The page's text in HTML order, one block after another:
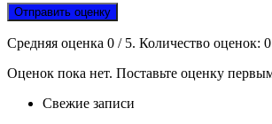
Отправить оценку
Средняя оценка 0 / 5. Количество оценок: 0
Оценок пока нет. Поставьте оценку
Свежие записи